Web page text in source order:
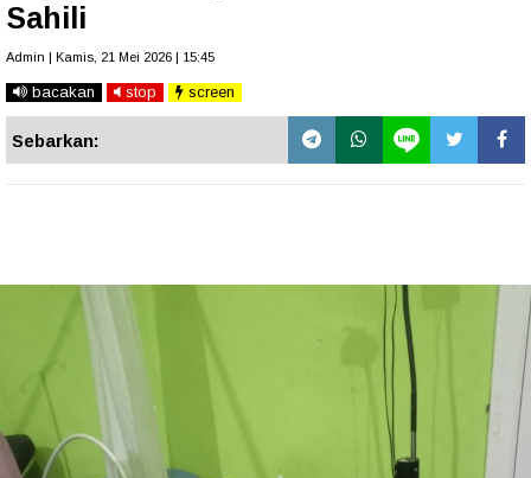
Sahili
Admin | Kamis, 21 Mei 2026 | 15:45
bacakan stop screen
Sebarkan: